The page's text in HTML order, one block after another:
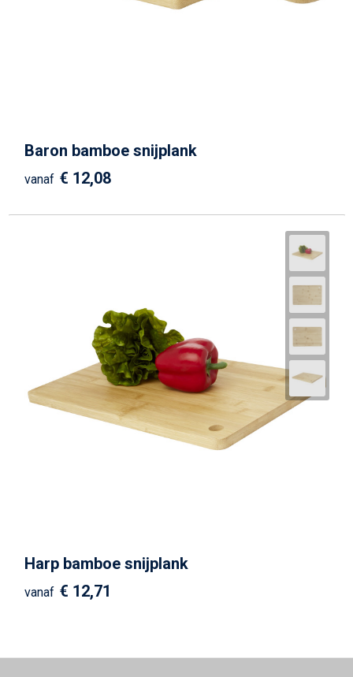
Baron bamboe snijplank
vanaf € 12,08
Harp bamboe snijplank
vanaf € 12,71